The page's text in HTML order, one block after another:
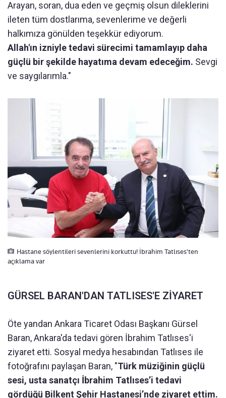
Arayan, soran, dua eden ve geçmiş olsun dileklerini
ileten tüm dostlarıma, sevenlerime ve değerli
halkımıza gönülden teşekkür ediyorum.
Allah'ın izniyle tedavi sürecimi tamamlayıp daha
güçlü bir şekilde hayatıma devam edeceğim. Sevgi
ve saygılarımla."
Hastane söylentileri sevenlerini korkuttu! İbrahim Tatlıses'ten
açıklama var
GÜRSEL BARAN'DAN TATLISES'E ZİYARET
Öte yandan Ankara Ticaret Odası Başkanı Gürsel
Baran, Ankara'da tedavi gören İbrahim Tatlıses'i
ziyaret etti. Sosyal medya hesabından Tatlıses ile
fotoğrafını paylaşan Baran, "Türk müziğinin güçlü
sesi, usta sanatçı İbrahim Tatlıses’i tedavi
gördüğü Bilkent Şehir Hastanesi’nde ziyaret ettim.